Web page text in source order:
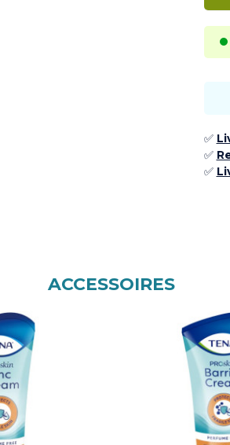
✅
✅ ​
✅​
ACCESSOIRES